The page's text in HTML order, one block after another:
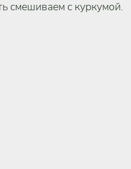
смешиваем с куркумой.